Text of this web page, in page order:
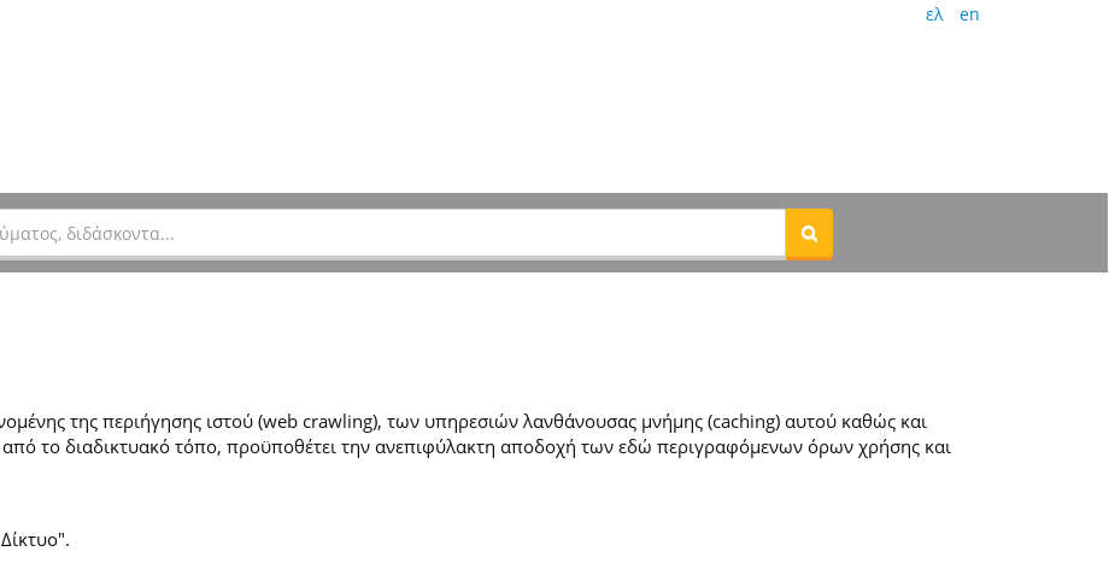
ελ en
της περιήγησης ιστού (web crawling), των υπηρεσιών λανθάνουσας μνήμης (caching) αυτού καθώς και
το διαδικτυακό τόπο, προϋποθέτει την ανεπιφύλακτη αποδοχή των εδώ περιγραφόμενων όρων χρήσης και